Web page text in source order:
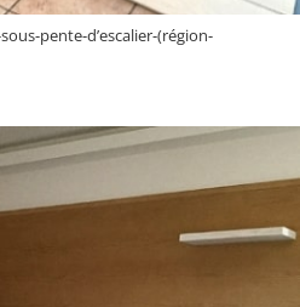
pente-d’escalier-(région-